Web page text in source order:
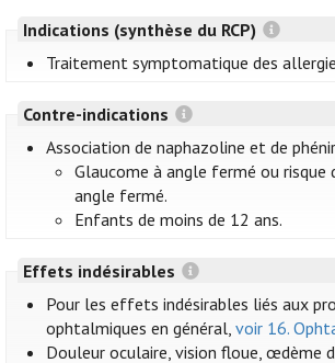
Indications (synthèse du RCP)
Traitement symptomatique des
Contre-indications
Association de naphazoline et de
Glaucome à angle fermé ou risque
angle fermé.
Enfants de moins de 12 ans.
Effets indésirables
Pour les effets indésirables liés aux
ophtalmiques en général,voir 16.
Douleur oculaire, vision floue, œdème